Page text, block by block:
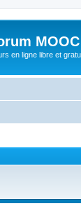
en ligne libre et